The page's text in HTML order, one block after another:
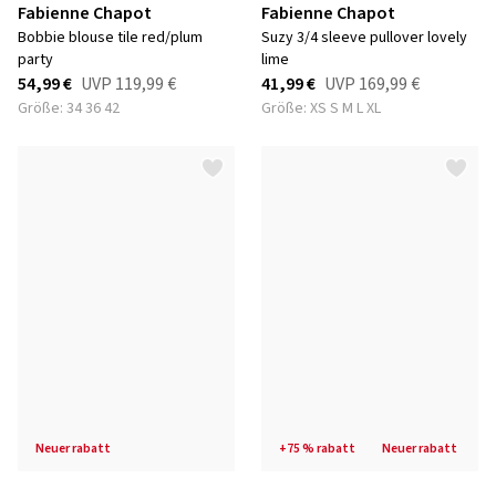
Fabienne Chapot
bobbie blouse tile red/plum
party
54,99 € UVP 119,99 €
Größe: 34 36 42
Fabienne Chapot
suzy 3/4 sleeve pullover lovely
lime
41,99 € UVP 169,99 €
Größe: XS S M L XL
neuer rabatt +75 % rabatt neuer rabatt